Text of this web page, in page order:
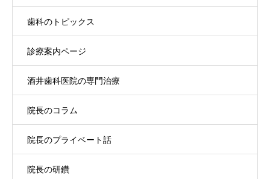
歯科のトピックス
診療案内ページ
酒井歯科医院の専門治療
院長のコラム
院長のプライベート話
院長の研鑽